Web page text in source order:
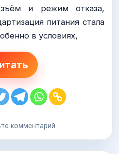
и режим отказа,
питания стала
в условиях,
комментарий